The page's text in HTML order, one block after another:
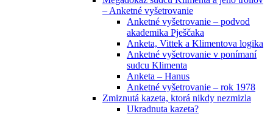
– Anketné vyšetrovanie
Anketné vyšetrovanie – podvod
akademika Pješčaka
Anketa, Vittek a Klimentova logika
Anketné vyšetrovanie v ponímaní
sudcu Klimenta
Anketa – Hanus
Anketné vyšetrovanie – rok 1978
Zmiznutá kazeta, ktorá nikdy nezmizla
Ukradnuta kazeta?